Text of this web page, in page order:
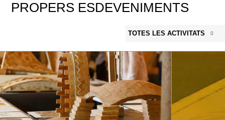
PROPERS ESDEVENIMENTS
TOTES LES ACTIVITATS